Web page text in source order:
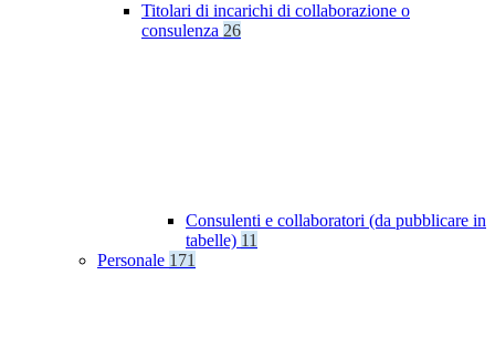
Titolari di incarichi di collaborazione o
consulenza 26
Consulenti e collaboratori (da pubblicare in
tabelle) 11
Personale 171